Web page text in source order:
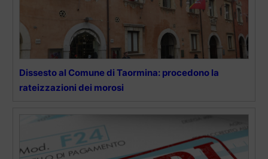
Dissesto al Comune di Taormina: procedono la
rateizzazioni dei morosi